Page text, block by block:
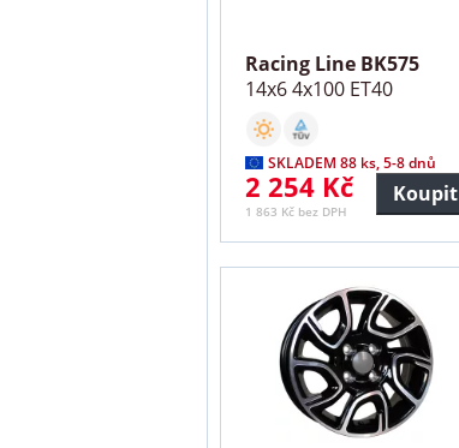
Racing Line BK575
14x6 4x100 ET40
SKLADEM 88 ks, 5-8 dnů
2 254 Kč
1 863 Kč bez DPH
Koupit